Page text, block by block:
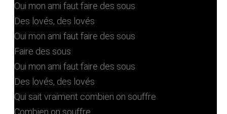
Oui mon ami faut faire des sous
Des lovés, des lovés
Oui mon ami faut faire des sous
Faire des sous
Oui mon ami faut faire des sous
Des lovés, des lovés
Qui sait vraiment combien on souffre
Combien on souffre